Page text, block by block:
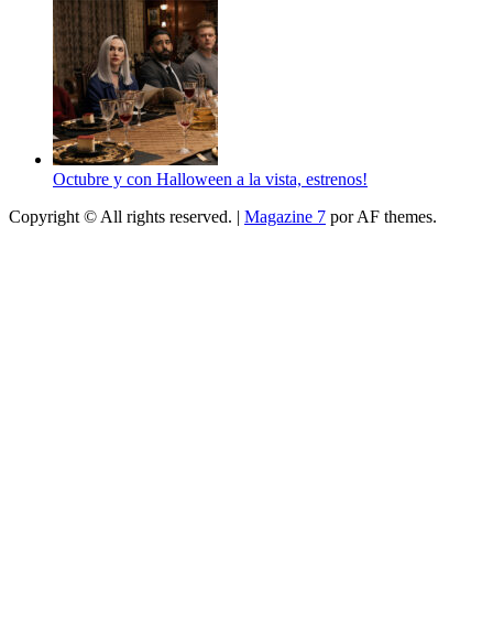
Octubre y con Halloween a la vista, estrenos!
Copyright © All rights reserved. | Magazine 7 por AF themes.